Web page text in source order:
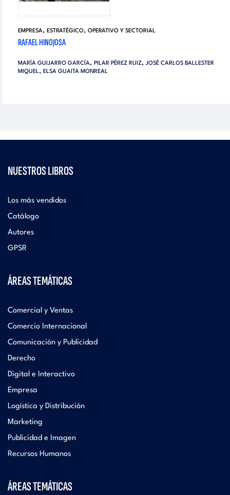
EMPRESA, ESTRATÉGICO, OPERATIVO Y SECTORIAL
RAFAEL HINOJOSA
MARÍA GUIJARRO GARCÍA, PILAR PÉREZ RUIZ, JOSÉ CARLOS BALLESTER
MIQUEL, ELSA GUAITA MONREAL
NUESTROS LIBROS
Los más vendidos
Catálogo
Autores
GPSR
ÁREAS TEMÁTICAS
Comercial y Ventas
Comercio Internacional
Comunicación y Publicidad
Derecho
Digital e Interactivo
Empresa
Logística y Distribución
Marketing
Publicidad e Imagen
Recursos Humanos
ÁREAS TEMÁTICAS